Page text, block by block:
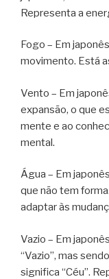
Representa a
Fogo – Em
movimento. Está
Vento – Em
expansão, o que
mente e ao
mental.
Água – Em
que não tem
adaptar às
Vazio – Em
“Vazio”, mas
significa “Céu”.